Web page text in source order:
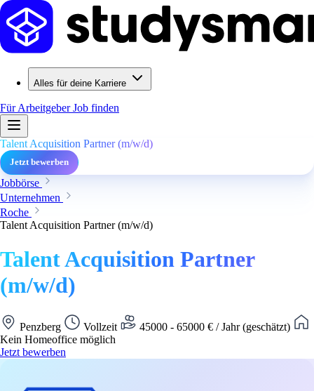
Alles für deine Karriere
Für ArbeitgeberJob finden
Talent Acquisition Partner (m/w/d)
Jetzt bewerben
Jobbörse
Unternehmen
Roche
Talent Acquisition Partner (m/w/d)
Talent Acquisition Partner
(m/w/d)
Penzberg Vollzeit
45000 - 65000 € / Jahr (geschätzt)
Kein Homeoffice möglich
Jetzt bewerben